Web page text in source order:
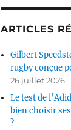
ARTICLES
Gilbert
rugby conçue
26 juillet 2026
Le test de
bien choisir
?